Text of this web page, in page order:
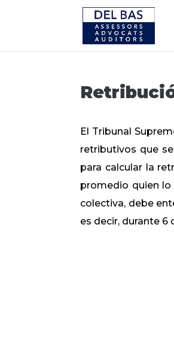
El Tribunal
retributivos que
para calcular la
promedio quien lo
colectiva, debe
es decir, durante 6